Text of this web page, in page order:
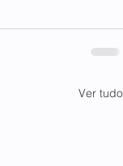
Ver tudo